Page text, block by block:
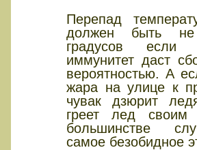
Перепад
должен быть
градусов
иммунитет даст
вероятностью. А
жара на улице к
чувак дзюрит
греет лед
большинстве
самое безобидное